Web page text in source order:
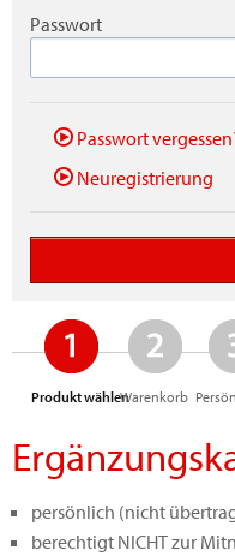
Login
Warenkorb
Passwort
Passwort
Neuregistrierung
Produkt wählenWarenkorb
persönlich (nicht
berechtigt NICHT zur